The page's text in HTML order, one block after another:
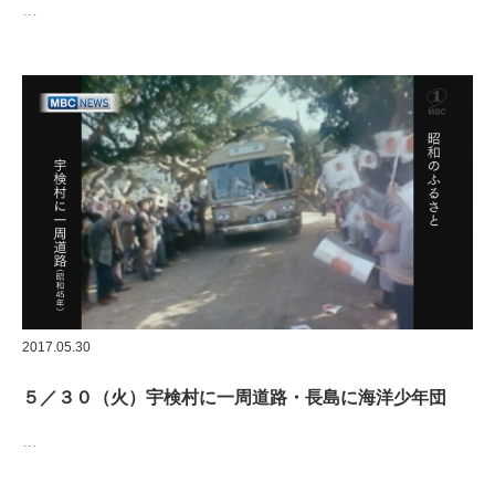
…
2017.05.30
５／３０（火）宇検村に一周道路・長島に海洋少年団